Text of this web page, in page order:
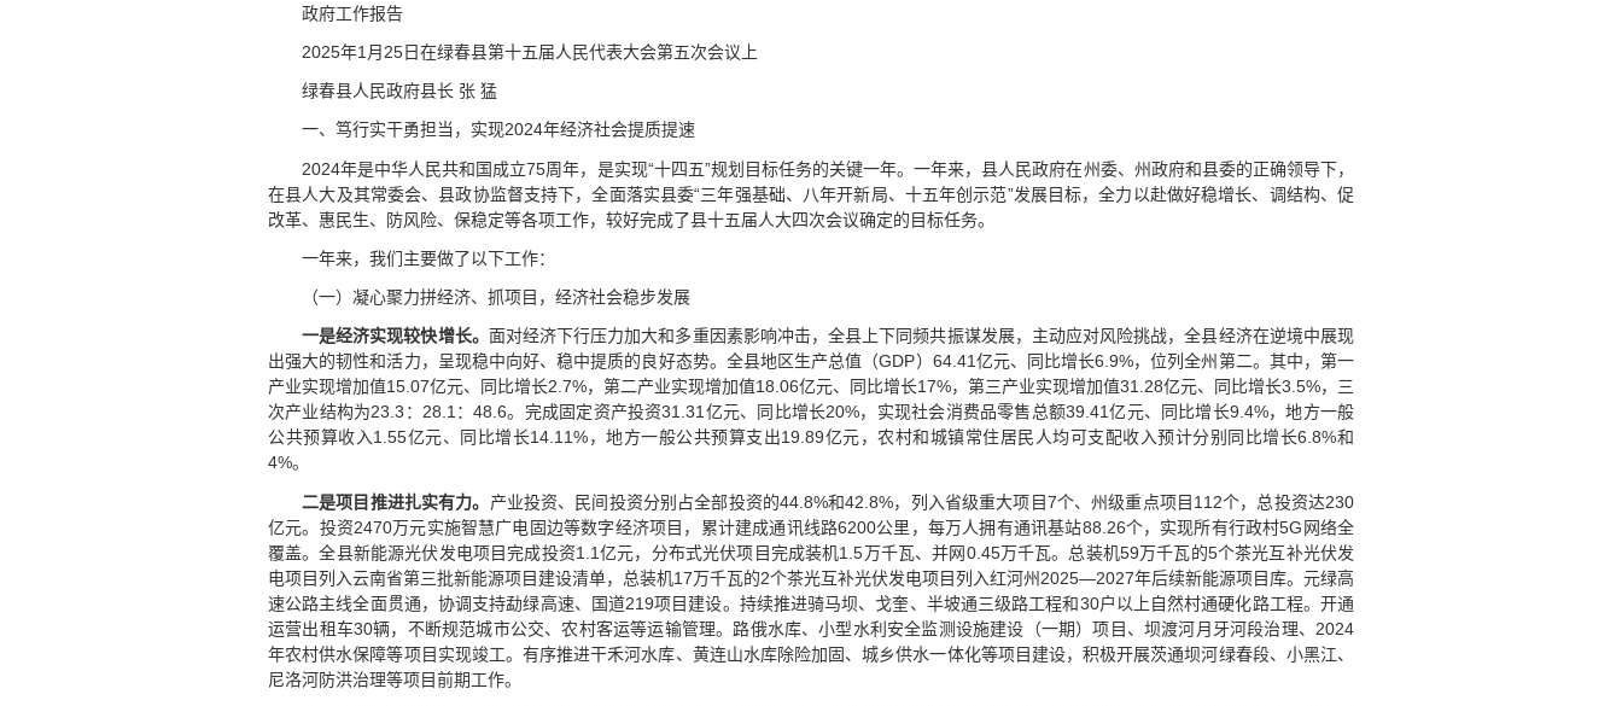
政府工作报告
2025年1月25日在绿春县第十五届人民代表大会第五次会议上
绿春县人民政府县长 张 猛
一、笃行实干勇担当，实现2024年经济社会提质提速
2024年是中华人民共和国成立75周年，是实现“十四五”规划目标任务的关键一年。一年来，县人民政府在州委、州政府和县委的正确领导下，
在县人大及其常委会、县政协监督支持下，全面落实县委“三年强基础、八年开新局、十五年创示范”发展目标，全力以赴做好稳增长、调结构、促
改革、惠民生、防风险、保稳定等各项工作，较好完成了县十五届人大四次会议确定的目标任务。
一年来，我们主要做了以下工作：
（一）凝心聚力拼经济、抓项目，经济社会稳步发展
一是经济实现较快增长。 面对经济下行压力加大和多重因素影响冲击，全县上下同频共振谋发展，主动应对风险挑战，全县经济在逆境中展现
出强大的韧性和活力，呈现稳中向好、稳中提质的良好态势。全县地区生产总值（GDP）64.41亿元、同比增长6.9%，位列全州第二。其中，第一
产业实现增加值15.07亿元、同比增长2.7%，第二产业实现增加值18.06亿元、同比增长17%，第三产业实现增加值31.28亿元、同比增长3.5%，三
次产业结构为23.3：28.1：48.6。完成固定资产投资31.31亿元、同比增长20%，实现社会消费品零售总额39.41亿元、同比增长9.4%，地方一般
公共预算收入1.55亿元、同比增长14.11%，地方一般公共预算支出19.89亿元，农村和城镇常住居民人均可支配收入预计分别同比增长6.8%和
4%。
二是项目推进扎实有力。 产业投资、民间投资分别占全部投资的44.8%和42.8%，列入省级重大项目7个、州级重点项目112个，总投资达230
亿元。投资2470万元实施智慧广电固边等数字经济项目，累计建成通讯线路6200公里，每万人拥有通讯基站88.26个，实现所有行政村5G网络全
覆盖。全县新能源光伏发电项目完成投资1.1亿元，分布式光伏项目完成装机1.5万千瓦、并网0.45万千瓦。总装机59万千瓦的5个茶光互补光伏发
电项目列入云南省第三批新能源项目建设清单，总装机17万千瓦的2个茶光互补光伏发电项目列入红河州2025—2027年后续新能源项目库。元绿高
速公路主线全面贯通，协调支持勐绿高速、国道219项目建设。持续推进骑马坝、戈奎、半坡通三级路工程和30户以上自然村通硬化路工程。开通
运营出租车30辆，不断规范城市公交、农村客运等运输管理。路俄水库、小型水利安全监测设施建设（一期）项目、坝渡河月牙河段治理、2024
年农村供水保障等项目实现竣工。有序推进干禾河水库、黄连山水库除险加固、城乡供水一体化等项目建设，积极开展茨通坝河绿春段、小黑江、
尼洛河防洪治理等项目前期工作。